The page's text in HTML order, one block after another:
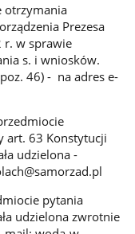
otrzymania
Prezesa
r. w sprawie
s. i wniosków.
46) - na adres e-
art. 63 Konstytucji
udzielona -
pytania
udzielona zwrotnie